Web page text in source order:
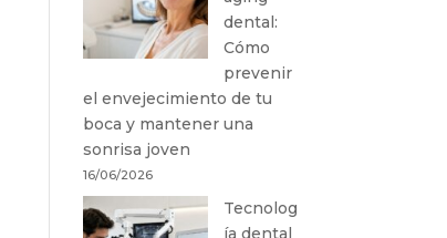
dental:
Cómo
prevenir
el envejecimiento de tu
boca y mantener una
sonrisa joven
16/06/2026
Tecnolog
ía dental